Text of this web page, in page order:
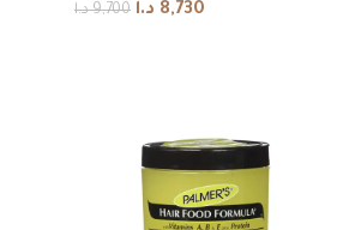
9,700 د.ا 8,730 د.ا